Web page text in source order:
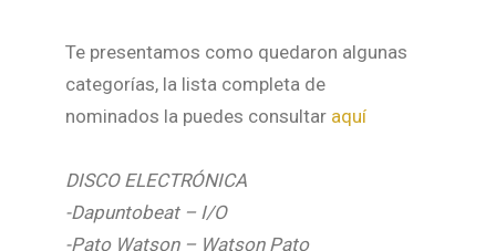
Te presentamos como quedaron algunas
categorías, la lista completa de
nominados la puedes consultar aquí
DISCO ELECTRÓNICA
-Dapuntobeat – I/O
-Pato Watson – Watson Pato